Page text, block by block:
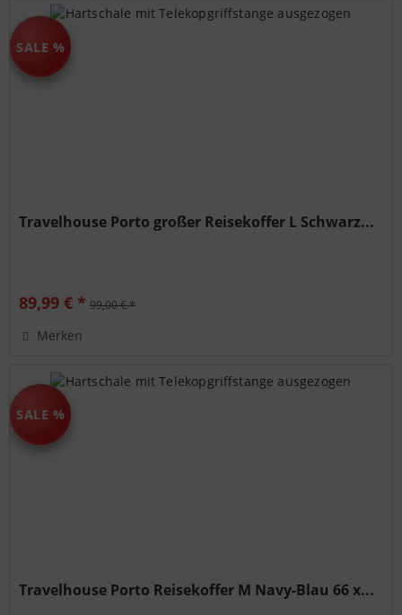
SALE %
Travelhouse Porto großer Reisekoffer L Schwarz...
89,99 € * 99,00 € *
Merken
SALE %
Travelhouse Porto Reisekoffer M Navy-Blau 66 x...